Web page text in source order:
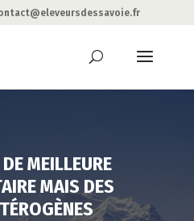
MEILLEURE
MAIS DES